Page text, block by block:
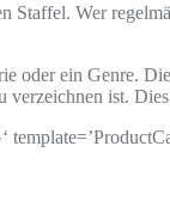
Staffel. Wer
oder ein Genre.
ist.